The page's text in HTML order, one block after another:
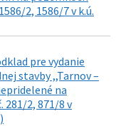
2, 1586/7 v k.ú.
pre vydanie
stavby ,,Tarnov –
na
281/2, 871/8 v